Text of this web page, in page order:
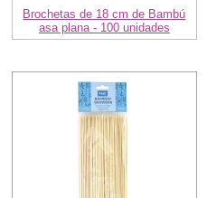
Brochetas de 18 cm de Bambú
asa plana - 100 unidades